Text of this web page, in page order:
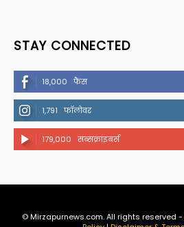
STAY CONNECTED
18,000 फैंस
1,791 फॉलोवर
179,000 सब्सक्राइबर्स
© Mirzapurnews.com. All rights reserved -